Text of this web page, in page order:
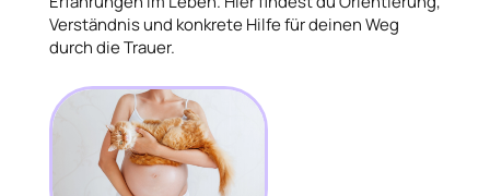
Verständnis und konkrete Hilfe für deinen Weg
durch die Trauer.